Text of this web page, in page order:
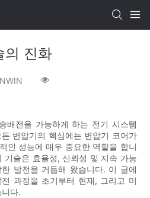
의 진화
배전을 가능하게 하는 전기 시스템
변압기의 핵심에는 변압기 코어가
인 성능에 매우 중요한 역할을 합니
기술은 효율성, 신뢰성 및 지속 가능
발전을 거듭해 왔습니다. 이 글에
과정을 초기부터 현재, 그리고 미
다.